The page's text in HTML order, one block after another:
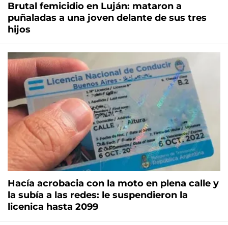
Brutal femicidio en Luján: mataron a
puñaladas a una joven delante de sus tres
hijos
Hacía acrobacia con la moto en plena calle y
la subía a las redes: le suspendieron la
licenica hasta 2099